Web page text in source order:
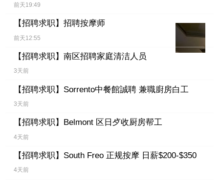
前天19:49
【招聘求职】 招聘按摩师
前天12:55
【招聘求职】 南区招聘家庭清洁人员
3天前
【招聘求职】 Sorrento中餐館誠聘 兼職廚房白工
3天前
【招聘求职】 Belmont 区日歺收厨房帮工
4天前
【招聘求职】 South Freo 正规按摩 日薪$200-$350
4天前